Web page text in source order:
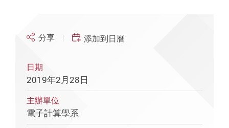
分享 添加到日曆
日期
2019年2月28日
主辦單位
電子計算學系